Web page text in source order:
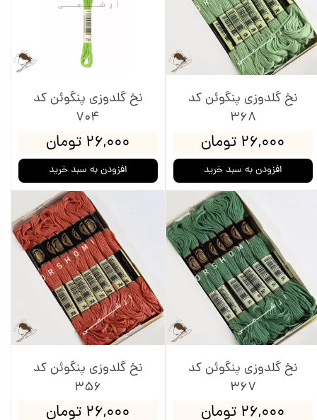
نخ گلدوزی پنگوئن کد
368
۲۶,۰۰۰ تومان
افزودن به سبد خرید
نخ گلدوزی پنگوئن کد
704
۲۶,۰۰۰ تومان
افزودن به سبد خرید
نخ گلدوزی پنگوئن کد
367
۲۶,۰۰۰ تومان
نخ گلدوزی پنگوئن کد
356
۲۶,۰۰۰ تومان